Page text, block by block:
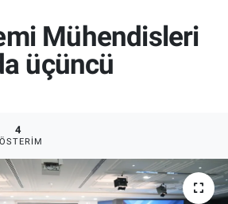
Mühendisleri
üçüncü
4
Durumu ve Fikstür